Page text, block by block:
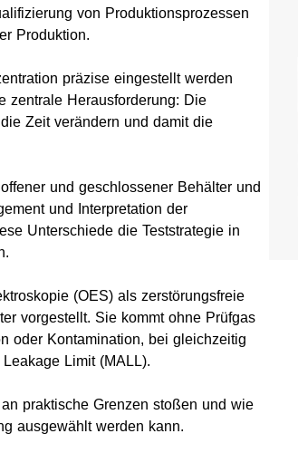
von Produktionsprozessen
Produktion.
präzise eingestellt werden
zentrale Herausforderung: Die
Zeit verändern und damit die
und geschlossener Behälter und
und Interpretation der
Unterschiede die Teststrategie in
(OES) als zerstörungsfreie
vorgestellt. Sie kommt ohne Prüfgas
oder Kontamination, bei gleichzeitig
Limit (MALL).
praktische Grenzen stoßen und wie
ausgewählt werden kann.